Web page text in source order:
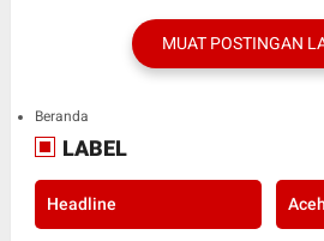
MUAT POSTINGAN
Beranda
LABEL
Headline Aceh